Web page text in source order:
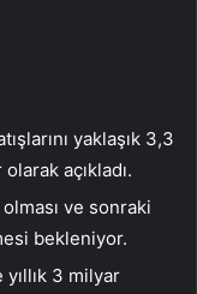
yaklaşık 3,3
açıkladı.
ve sonraki
bekleniyor.
3 milyar